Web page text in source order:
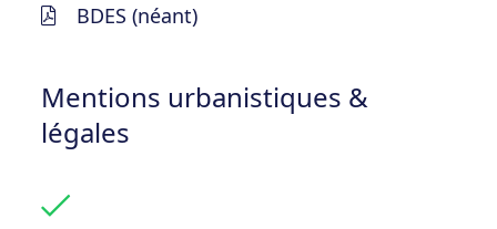
BDES (néant)
Mentions urbanistiques &
légales